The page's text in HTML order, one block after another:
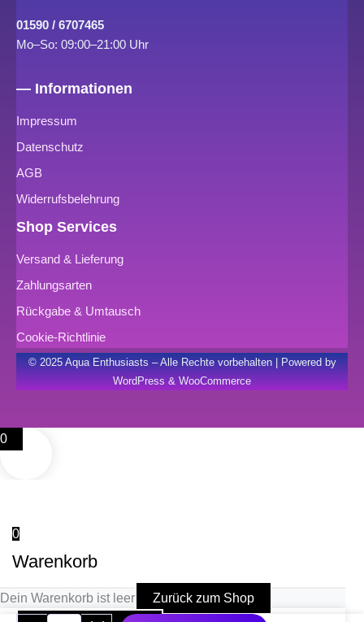
01590 / 6707465
Mo–So: 09:00–21:00 Uhr
— Informationen
Impressum
Datenschutz
AGB
Widerrufsbelehrung
Shop Services
Versand & Lieferung
Zahlungsarten
Rückgabe & Umtausch
Cookie-Richtlinie
© 2025 Aqua Enthusiasts – Alle Rechte vorbehalten | Powered by
WordPress & WooCommerce
0
0
Warenkorb
Dein Warenkorb ist leer Zurück zum Shop